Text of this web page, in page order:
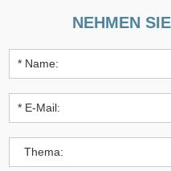
NEHMEN